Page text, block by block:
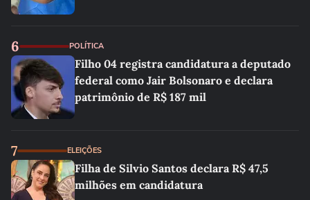
6 POLÍTICA
Filho 04 registra candidatura a deputado
federal como Jair Bolsonaro e declara
patrimônio de R$ 187 mil
7 ELEIÇÕES
Filha de Silvio Santos declara R$ 47,5
milhões em candidatura